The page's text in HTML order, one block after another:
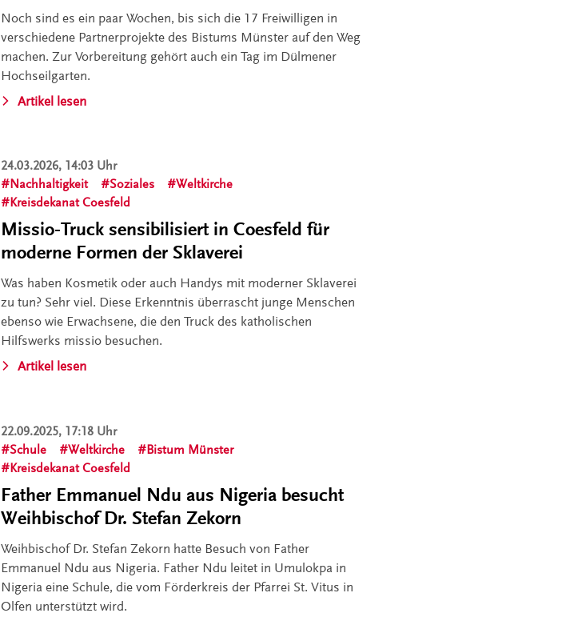
Noch sind es ein paar Wochen, bis sich die 17 Freiwilligen in
verschiedene Partnerprojekte des Bistums Münster auf den Weg
machen. Zur Vorbereitung gehört auch ein Tag im Dülmener
Hochseilgarten.
Artikel lesen
24.03.2026, 14:03 Uhr
Nachhaltigkeit
Soziales
Weltkirche
Kreisdekanat Coesfeld
Missio‑Truck sensibilisiert in Coesfeld für
moderne Formen der Sklaverei
Was haben Kosmetik oder auch Handys mit moderner Sklaverei
zu tun? Sehr viel. Diese Erkenntnis überrascht junge Menschen
ebenso wie Erwachsene, die den Truck des katholischen
Hilfswerks missio besuchen.
Artikel lesen
22.09.2025, 17:18 Uhr
Schule
Weltkirche
Bistum Münster
Kreisdekanat Coesfeld
Father Emmanuel Ndu aus Nigeria besucht
Weihbischof Dr. Stefan Zekorn
Weihbischof Dr. Stefan Zekorn hatte Besuch von Father
Emmanuel Ndu aus Nigeria. Father Ndu leitet in Umulokpa in
Nigeria eine Schule, die vom Förderkreis der Pfarrei St. Vitus in
Olfen unterstützt wird.